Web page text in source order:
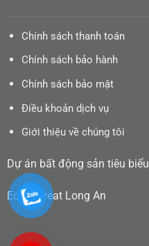
Chính sách thanh toán
Chính sách bảo hành
Chính sách bảo mật
Điều khoản dịch vụ
Giới thiệu về chúng tôi
Dự án bất động sản tiêu biểu
Eco Retreat Long An